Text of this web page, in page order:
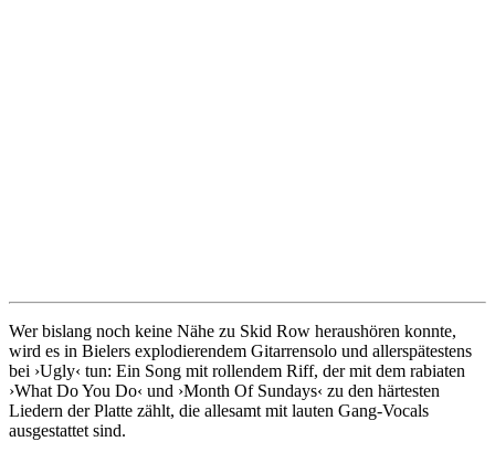
Wer bislang noch keine Nähe zu Skid Row heraushören konnte,
wird es in Bielers explodierendem Gitarrensolo und allerspätestens
bei ›Ugly‹ tun: Ein Song mit rollendem Riff, der mit dem rabiaten
›What Do You Do‹ und ›Month Of Sundays‹ zu den härtesten
Liedern der Platte zählt, die allesamt mit lauten Gang-Vocals
ausgestattet sind.